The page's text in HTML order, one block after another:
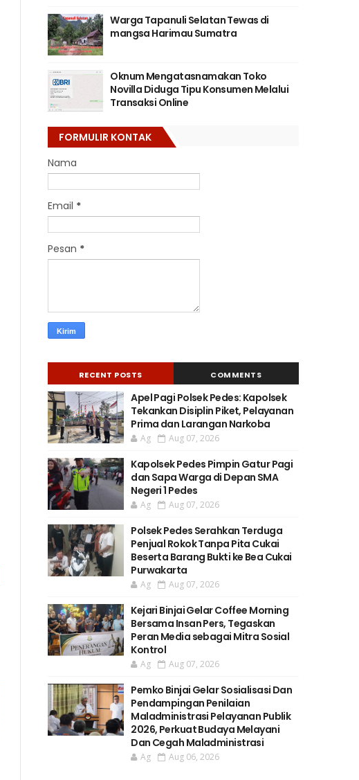
Warga Tapanuli Selatan Tewas di
mangsa Harimau Sumatra
Oknum Mengatasnamakan Toko
Novilla Diduga Tipu Konsumen Melalui
Transaksi Online
FORMULIR KONTAK
Nama
Email *
Pesan *
RECENT POSTS COMMENTS
Apel Pagi Polsek Pedes: Kapolsek
Tekankan Disiplin Piket, Pelayanan
Prima dan Larangan Narkoba
Ag Aug 07, 2026
Kapolsek Pedes Pimpin Gatur Pagi
dan Sapa Warga di Depan SMA
Negeri 1 Pedes
Ag Aug 07, 2026
Polsek Pedes Serahkan Terduga
Penjual Rokok Tanpa Pita Cukai
Beserta Barang Bukti ke Bea Cukai
Purwakarta
Ag Aug 07, 2026
Kejari Binjai Gelar Coffee Morning
Bersama Insan Pers, Tegaskan
Peran Media sebagai Mitra Sosial
Kontrol
Ag Aug 07, 2026
Pemko Binjai Gelar Sosialisasi Dan
Pendampingan Penilaian
Maladministrasi Pelayanan Publik
2026, Perkuat Budaya Melayani
Dan Cegah Maladministrasi
Ag Aug 06, 2026